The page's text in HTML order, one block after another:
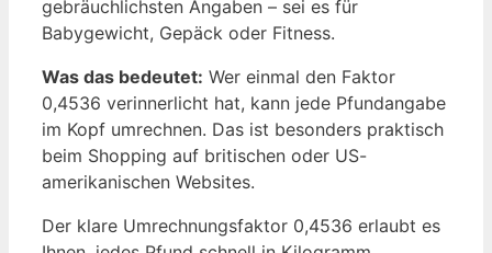
gebräuchlichsten Angaben – sei es für
Babygewicht, Gepäck oder Fitness.
Was das bedeutet: Wer einmal den Faktor
0,4536 verinnerlicht hat, kann jede Pfundangabe
im Kopf umrechnen. Das ist besonders praktisch
beim Shopping auf britischen oder US-
amerikanischen Websites.
Der klare Umrechnungsfaktor 0,4536 erlaubt es